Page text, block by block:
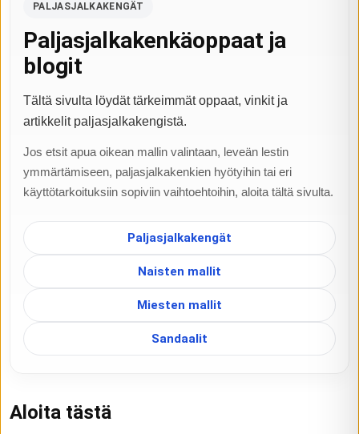
PALJASJALKAKENGÄT
Paljasjalkakenkäoppaat ja
blogit
Tältä sivulta löydät tärkeimmät oppaat, vinkit ja
artikkelit paljasjalkakengistä.
Jos etsit apua oikean mallin valintaan, leveän lestin
ymmärtämiseen, paljasjalkakenkien hyötyihin tai eri
käyttötarkoituksiin sopiviin vaihtoehtoihin, aloita tältä sivulta.
Paljasjalkakengät
Naisten mallit
Miesten mallit
Sandaalit
Aloita tästä